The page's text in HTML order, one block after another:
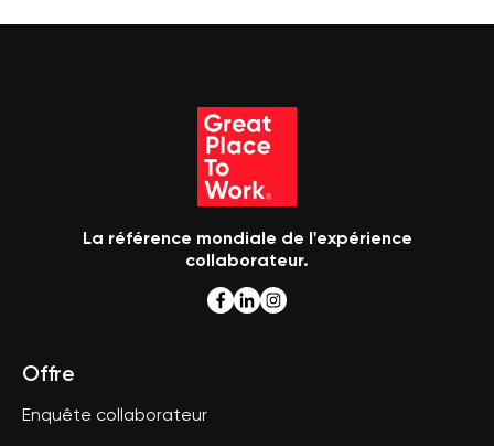
La référence mondiale de l'expérience
collaborateur.
Offre
Enquête collaborateur